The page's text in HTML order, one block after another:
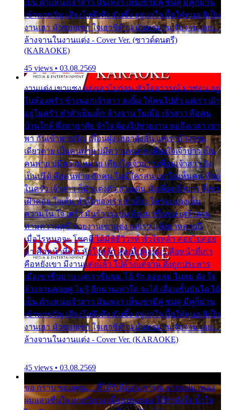
เป็น ตำแหน่งเจ้าสาว มันเหงา เห็นเขามีคู่ ซมดู มีคู่ก็ม่วน
เข้าพาขวัญ เสียงโห่ตึงตึง มันซึ้ง อยู่แก่ใจ มื้อใด๋หนอ สิเป็น
งานเฮา มัวซอยเขา ใจเฮาซิด้าน มันทรมาน จับจาน เอย…
ล้างจานในงานแต่ง - Cover Ver. (ซาวด์ดนตรี)
(KARAOKE)
45 views • 03.08.2569
งานแต่ง เขาแซง แย่งเอาไปก่อน หัวใจอาวรณ์ มาซ่อน อยู่
ในห้องครัว ข้างนอกเจ้าสาว ส่งยิ้ม ให้คนไปทั่ว แต่เรา เฝ้า
อยู่ในครัว ทำตัวเป็นเด็ก ล้างจาน ในเมื่อ เจ้าสาว คือคน
บ้านใกล้ พึ่งพาอาศัย จำใจ ต้องไปช่วยงาน พอถึงเวลา เขา
พา กันเข้าพาขวัญ เพื่อนฝูง เฮฮาดังลั่น แต่เราล้างจาน
เดียวดาย เป็นคนพ่าย บ่มีความหมาย เคียงใจเจ้าบ่าว เป็น
คนพ่าย บ่มีความหมาย เคียงใจเจ้าบ่าว เพื่อนเจ้าสาว ยัง
เป็นบ่ได้ คือคนพ่าย ฮักคน ไม่มีใครสน เขาไม่เห็นคน ที่อยู่
ในครัว เจ้าสาว ก็มัวแต่งตัว สวยเด่น นั่งเคียงเจ้าบ่าว ที่เขา
เฝ้าคอย ใจเต้น หัวใจของเรา ลำเค็ญ ใครจะมองเห็น
ความใน ใจ เศร้า มันร้าวระบม ต้องมาขื่นขม เศร้าตรม
ท่ามความสุขี ช่วยงานเขาแต่ง แต่เรา แล้งมาหลายปี
เมื่อไรหนอจะ โชคดี ได้มีพิธีวิวาห์ หัวใจหล้า คอยไปคอย
มา คือหน้าที่เก่า หัวใจหล้า คอยไปคอยมา คือหน้าที่เก่า
คือหยังเขา มีงานแต่งแล้ว ไปล้างแต่จาน ดั่งถูกประหาร
เมื่อเขาชื่นบาน แต่เราขื่นขม โอ้ รัก ลอยลม ไม่สม ดัง ใจ
ล้างจานคอยคู่ ไม่รู้ อีกนานเท่าใด จะได้ เลื่อนขั้นบันได ได้
เป็น ตำแหน่งเจ้าสาว มันเหงา เห็นเขามีคู่ ซมดู มีคู่ก็ม่วน
เข้าพาขวัญ เสียงโห่ตึงตึง มันซึ้ง อยู่แก่ใจ มื้อใด๋หนอ สิเป็น
งานเฮา มัวซอยเขา ใจเฮาซิด้าน มันทรมาน จับจาน เอย…
ล้างจานในงานแต่ง - Cover Ver. (KARAOKE)
45 views • 03.08.2569
ขอ กราบ ขอบคุณ.... ที่ได้รับไออุ่น การุณ จากแฟน เพลง
ผมแสนชื่นใจ หายวังเวง เมื่อแฟนเพลง ให้กำลังใจ น้ำใจ